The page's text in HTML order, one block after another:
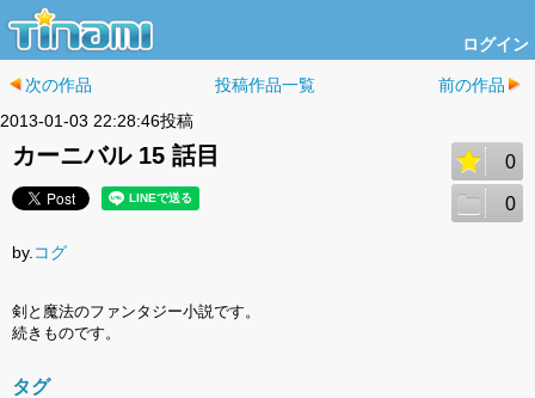
ログイン
次の作品 投稿作品一覧
前の作品
2013-01-03 22:28:46投稿
カーニバル 15 話目 0
0
by. コグ
剣と魔法のファンタジー小説です。
続きものです。
タグ